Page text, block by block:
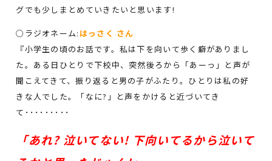
グでも少しまとめていきたいと思います!
○ラジオネーム: はっさく さん
『小学生の頃のお話です。私は下を向いて歩く癖がありまし
た。ある日ひとりで下校中、突然後ろから「あーっ」と声が
聞こえてきて、振り返ると男の子がふたり。ひとりは私の好
きな人でした。「なに?」と声をかけると近づいてき
て･････････
「あれ? 泣いてない! 下向いてるから泣いて